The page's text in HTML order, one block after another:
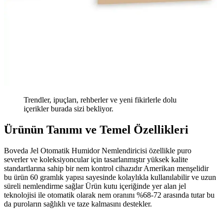
Trendler, ipuçları, rehberler ve yeni fikirlerle dolu
içerikler burada sizi bekliyor.
Ürünün Tanımı ve Temel Özellikleri
Boveda Jel Otomatik Humidor Nemlendiricisi özellikle puro
severler ve koleksiyoncular için tasarlanmıştır yüksek kalite
standartlarına sahip bir nem kontrol cihazıdır Amerikan menşelidir
bu ürün 60 gramlık yapısı sayesinde kolaylıkla kullanılabilir ve uzun
süreli nemlendirme sağlar Ürün kutu içeriğinde yer alan jel
teknolojisi ile otomatik olarak nem oranını %68-72 arasında tutar bu
da puroların sağlıklı ve taze kalmasını destekler.